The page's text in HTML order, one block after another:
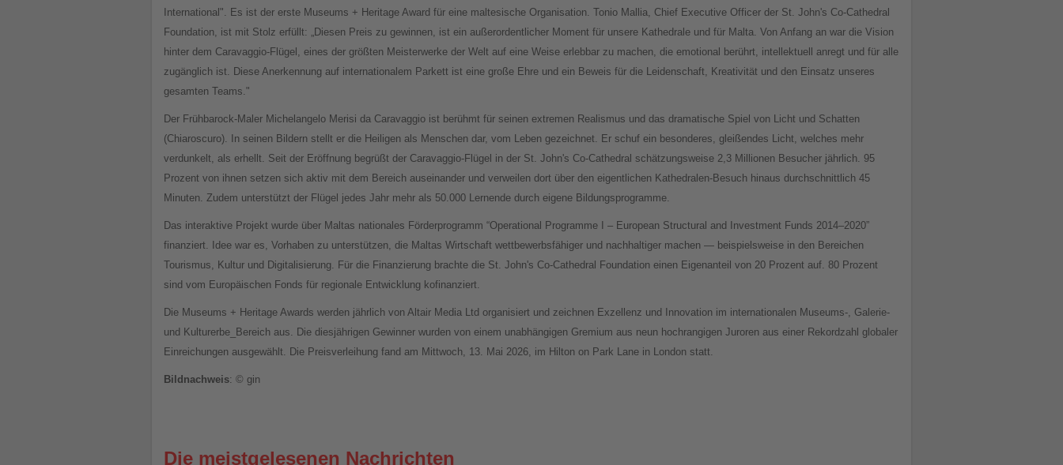
International". Es ist der erste Museums + Heritage Award für eine maltesische Organisation. Tonio Mallia, Chief Executive Officer der St. John's Co-Cathedral
Foundation, ist mit Stolz erfüllt: „Diesen Preis zu gewinnen, ist ein außerordentlicher Moment für unsere Kathedrale und für Malta. Von Anfang an war die Vision
hinter dem Caravaggio-Flügel, eines der größten Meisterwerke der Welt auf eine Weise erlebbar zu machen, die emotional berührt, intellektuell anregt und für alle
zugänglich ist. Diese Anerkennung auf internationalem Parkett ist eine große Ehre und ein Beweis für die Leidenschaft, Kreativität und den Einsatz unseres
gesamten Teams."
Der Frühbarock-Maler Michelangelo Merisi da Caravaggio ist berühmt für seinen extremen Realismus und das dramatische Spiel von Licht und Schatten
(Chiaroscuro). In seinen Bildern stellt er die Heiligen als Menschen dar, vom Leben gezeichnet. Er schuf ein besonderes, gleißendes Licht, welches mehr
verdunkelt, als erhellt. Seit der Eröffnung begrüßt der Caravaggio-Flügel in der St. John's Co-Cathedral schätzungsweise 2,3 Millionen Besucher jährlich. 95
Prozent von ihnen setzen sich aktiv mit dem Bereich auseinander und verweilen dort über den eigentlichen Kathedralen-Besuch hinaus durchschnittlich 45
Minuten. Zudem unterstützt der Flügel jedes Jahr mehr als 50.000 Lernende durch eigene Bildungsprogramme.
Das interaktive Projekt wurde über Maltas nationales Förderprogramm “Operational Programme I – European Structural and Investment Funds 2014–2020”
finanziert. Idee war es, Vorhaben zu unterstützen, die Maltas Wirtschaft wettbewerbsfähiger und nachhaltiger machen — beispielsweise in den Bereichen
Tourismus, Kultur und Digitalisierung. Für die Finanzierung brachte die St. John's Co-Cathedral Foundation einen Eigenanteil von 20 Prozent auf. 80 Prozent
sind vom Europäischen Fonds für regionale Entwicklung kofinanziert.
Die Museums + Heritage Awards werden jährlich von Altair Media Ltd organisiert und zeichnen Exzellenz und Innovation im internationalen Museums-, Galerie-
und Kulturerbe_Bereich aus. Die diesjährigen Gewinner wurden von einem unabhängigen Gremium aus neun hochrangigen Juroren aus einer Rekordzahl globaler
Einreichungen ausgewählt. Die Preisverleihung fand am Mittwoch, 13. Mai 2026, im Hilton on Park Lane in London statt.
Bildnachweis: © gin
Die meistgelesenen Nachrichten